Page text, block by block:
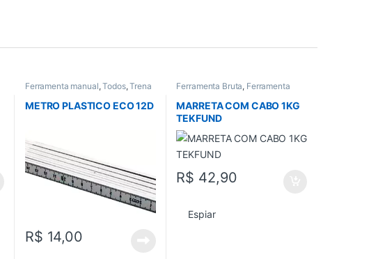
Ferramenta manual,Todos,Trena
METRO PLASTICO ECO 12D
R$ 14,00
Ferramenta Bruta, Ferramenta
Ferramentas em Geral ,Todos
MARRETA COM CABO 1KG
TEKFUND
R$ 42,90
Espiar